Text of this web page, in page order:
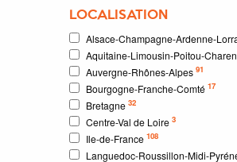
LOCALISATION
Alsace-Champagne-Ardenne-
Aquitaine-Limousin-Poitou-
Auvergne-Rhônes-Alpes 91
Bourgogne-Franche-Comté 17
Bretagne 32
Centre-Val de Loire 3
Ile-de-France 108
Languedoc-Roussillon-Midi-